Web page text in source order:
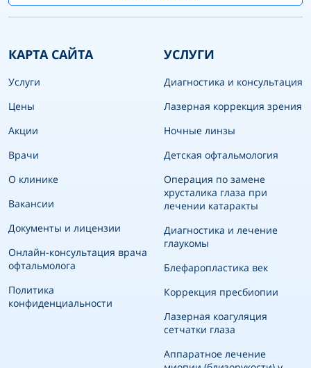
КАРТА САЙТА
Услуги
Цены
Акции
Врачи
О клинике
Вакансии
Документы и лицензии
Онлайн-консультация врача
офтальмолога
Политика
конфиденциальности
УСЛУГИ
Диагностика и консультация
Лазерная коррекция зрения
Ночные линзы
Детская офтальмология
Операция по замене
хрусталика глаза при
лечении катаракты
Диагностика и лечение
глаукомы
Блефаропластика век
Коррекция пресбиопии
Лазерная коагуляция
сетчатки глаза
Аппаратное лечение